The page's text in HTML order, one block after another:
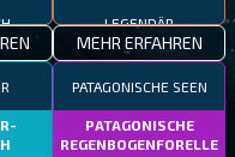
MEHR ERFAHREN
PATAGONISCHE SEEN
PATAGONISCHE
REGENBOGENFORELLE